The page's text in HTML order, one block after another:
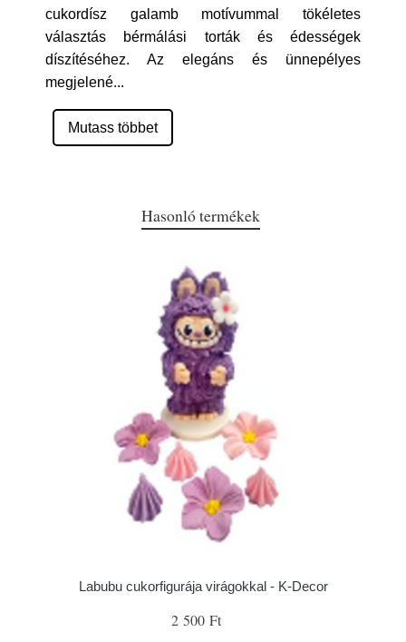
cukordísz galamb motívummal tökéletes
választás bérmálási torták és édességek
díszítéséhez. Az elegáns és ünnepélyes
megjelené...
Mutass többet
Hasonló termékek
Labubu cukorfigurája virágokkal - K-Decor
2 500 Ft